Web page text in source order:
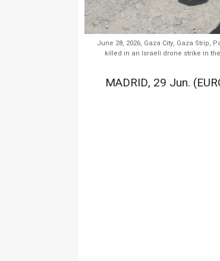
June 28, 2026, Gaza City, Gaza
killed in an Israeli drone strike in
MADRID, 29 Jun.